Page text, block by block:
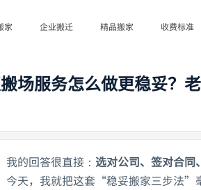
家 企业搬迁 精品搬家 收费标准
场服务怎么做更稳妥？
的回答很直接： 选对公司、签对合同
天，我就把这套“稳妥搬家三步法”